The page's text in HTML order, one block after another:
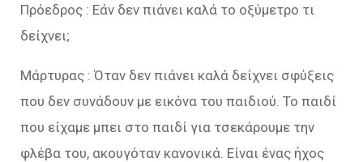
Πρόεδρος : Εάν δεν πιάνει καλά το οξύμετρο τι
δείχνει;
Μάρτυρας : Όταν δεν πιάνει καλά δείχνει σφύξεις
που δεν συνάδουν με εικόνα του παιδιού. Το παιδί
που είχαμε μπει στο παιδί για τσεκάρουμε την
φλέβα του, ακουγόταν κανονικά. Είναι ένας ήχος